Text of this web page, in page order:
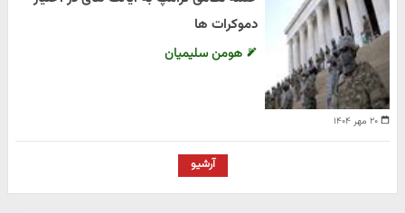
۲۰ مهر ۱۴۰۴
دموکرات ها
هومن سلیمیان
آرشیو